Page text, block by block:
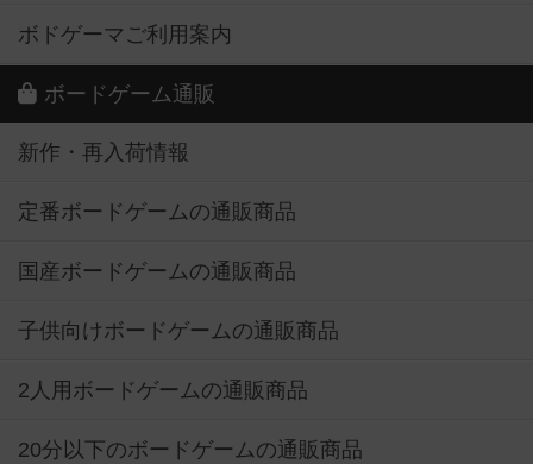
ボドゲーマご利用案内
ボードゲーム通販
新作・再入荷情報
定番ボードゲームの通販商品
国産ボードゲームの通販商品
子供向けボードゲームの通販商品
2人用ボードゲームの通販商品
20分以下のボードゲームの通販商品